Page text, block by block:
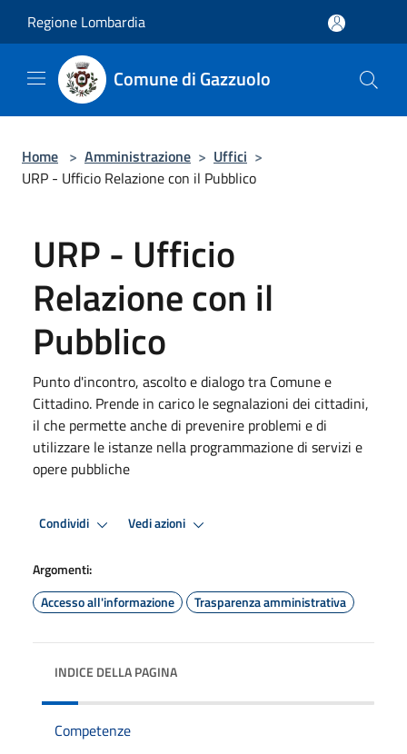
Regione Lombardia
Comune di Gazzuolo
Home > Amministrazione > Uffici >
URP - Ufficio Relazione con il Pubblico
URP - Ufficio
Relazione con il
Pubblico
Punto d'incontro, ascolto e dialogo tra Comune e
Cittadino. Prende in carico le segnalazioni dei cittadini,
il che permette anche di prevenire problemi e di
utilizzare le istanze nella programmazione di servizi e
opere pubbliche
Condividi Vedi azioni
Argomenti:
Accesso all'informazione
Trasparenza amministrativa
INDICE DELLA PAGINA
Competenze